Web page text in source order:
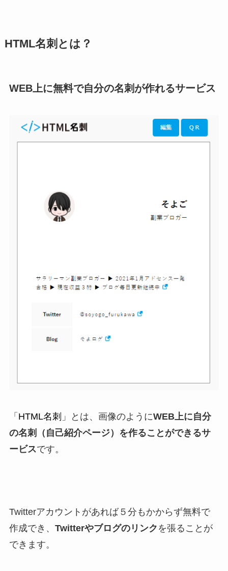
HTML名刺とは？
WEB上に無料で自分の名刺が作れるサービス
「 HTML名刺 」とは、画像のようにWEB上に自分
の名刺（自己紹介ページ）を作ることができるサ
ービスです。
Twitterアカウントがあれば５分もかからず無料で
作成でき、 Twitterやブログのリンク を張ることが
できます。